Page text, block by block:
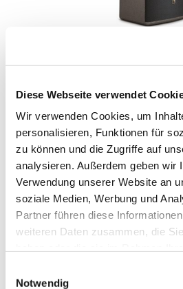
Diese Webseite verwendet
Wir verwenden Cookies, um
personalisieren, Funktionen für
zu können und die Zugriffe auf
analysieren. Außerdem geben wir
Verwendung unserer Website an
soziale Medien, Werbung und
Partner führen diese
weiteren Daten zusammen, die
Notwendig
IN DEN